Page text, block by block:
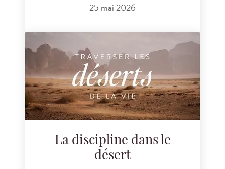
25 mai 2026
La discipline dans le
désert